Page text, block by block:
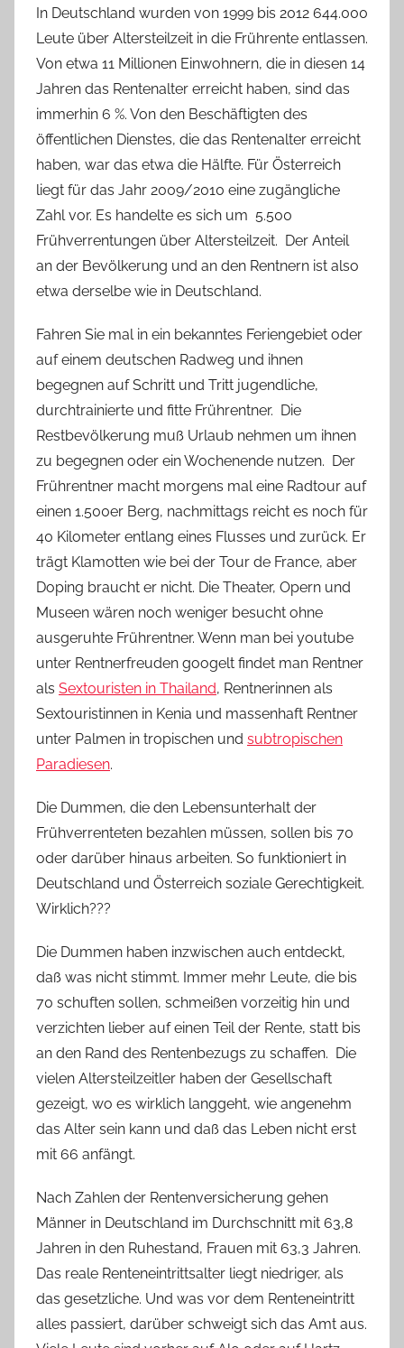
In Deutschland wurden von 1999 bis 2012 644.000
Leute über Altersteilzeit in die Frührente entlassen.
Von etwa 11 Millionen Einwohnern, die in diesen 14
Jahren das Rentenalter erreicht haben, sind das
immerhin 6 %. Von den Beschäftigten des
öffentlichen Dienstes, die das Rentenalter erreicht
haben, war das etwa die Hälfte. Für Österreich
liegt für das Jahr 2009/2010 eine zugängliche
Zahl vor. Es handelte es sich um 5.500
Frühverrentungen über Altersteilzeit. Der Anteil
an der Bevölkerung und an den Rentnern ist also
etwa derselbe wie in Deutschland.
Fahren Sie mal in ein bekanntes Feriengebiet oder
auf einem deutschen Radweg und ihnen
begegnen auf Schritt und Tritt jugendliche,
durchtrainierte und fitte Frührentner. Die
Restbevölkerung muß Urlaub nehmen um ihnen
zu begegnen oder ein Wochenende nutzen. Der
Frührentner macht morgens mal eine Radtour auf
einen 1.500er Berg, nachmittags reicht es noch für
40 Kilometer entlang eines Flusses und zurück. Er
trägt Klamotten wie bei der Tour de France, aber
Doping braucht er nicht. Die Theater, Opern und
Museen wären noch weniger besucht ohne
ausgeruhte Frührentner. Wenn man bei youtube
unter Rentnerfreuden googelt findet man Rentner
als Sextouristen in Thailand, Rentnerinnen als
Sextouristinnen in Kenia und massenhaft Rentner
unter Palmen in tropischen und subtropischen
Paradiesen.
Die Dummen, die den Lebensunterhalt der
Frühverrenteten bezahlen müssen, sollen bis 70
oder darüber hinaus arbeiten. So funktioniert in
Deutschland und Österreich soziale Gerechtigkeit.
Wirklich???
Die Dummen haben inzwischen auch entdeckt,
daß was nicht stimmt. Immer mehr Leute, die bis
70 schuften sollen, schmeißen vorzeitig hin und
verzichten lieber auf einen Teil der Rente, statt bis
an den Rand des Rentenbezugs zu schaffen. Die
vielen Altersteilzeitler haben der Gesellschaft
gezeigt, wo es wirklich langgeht, wie angenehm
das Alter sein kann und daß das Leben nicht erst
mit 66 anfängt.
Nach Zahlen der Rentenversicherung gehen
Männer in Deutschland im Durchschnitt mit 63,8
Jahren in den Ruhestand, Frauen mit 63,3 Jahren.
Das reale Renteneintrittsalter liegt niedriger, als
das gesetzliche. Und was vor dem Renteneintritt
alles passiert, darüber schweigt sich das Amt aus.